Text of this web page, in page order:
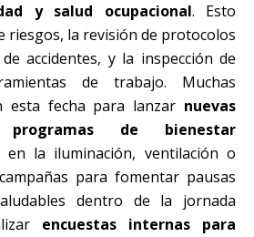
y salud ocupacional. Esto
riesgos, la revisión de protocolos
accidentes, y la inspección de
de trabajo. Muchas
esta fecha para lanzar nuevas
programas de bienestar
en la iluminación, ventilación o
para fomentar pausas
dentro de la jornada
encuestas internas para